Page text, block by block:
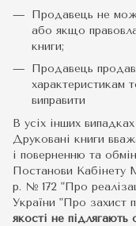
Продавець не
або якщо
книги;
Продавець
характеристикам
виправити
В усіх інших
Друковані книги
і поверненню та
Постанови Кабінету
р. № 172 "Про
України "Про захист
якості не